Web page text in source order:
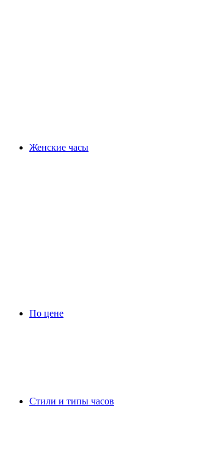
Женские часы
По цене
Стили и типы часов